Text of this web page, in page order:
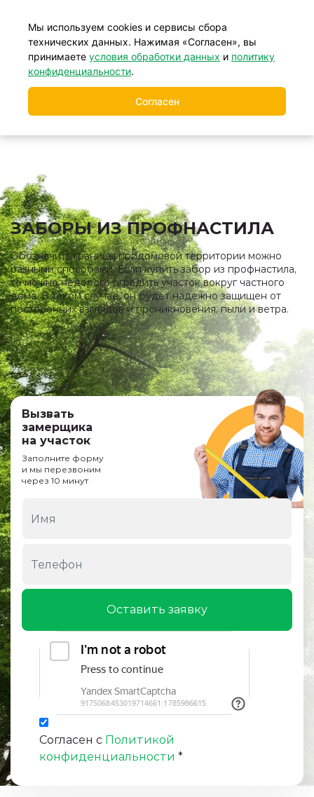
+7 (499) 877-39-88
Главная / Заборы / Заборы из профнастила
ЗАБОРЫ ИЗ ПРОФНАСТИЛА
Обозначить границы придомовой территории можно
разными способами. Если купить забор из профнастила,
то можно недорого оградить участок вокруг частного
дома. В таком случае, он будет надежно защищен от
посторонних взглядов и проникновения, пыли и ветра.
Вызвать
замерщика
на участок
Заполните форму
и мы перезвоним
через 10 минут
Оставить заявку
Согласен с Политикой
конфиденциальности *
Мы используем cookies и сервисы сбора
технических данных. Нажимая «Согласен», вы
принимаете условия обработки данных и политику
конфиденциальности.
Согласен